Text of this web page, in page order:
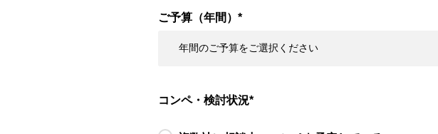
ご予算（年間） *
コンペ・検討状況*